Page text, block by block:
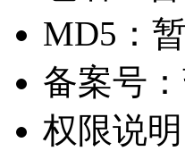
MD5：
备案号：
权限说明